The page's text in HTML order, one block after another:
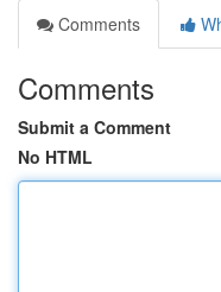
Comments
Comments
Submit a Comment
No HTML